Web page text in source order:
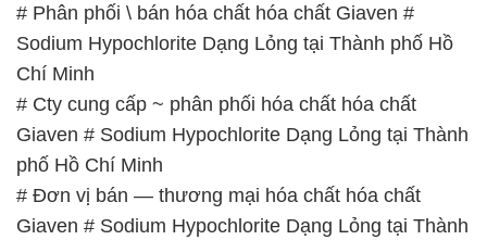
# Phân phối \ bán hóa chất hóa chất Giaven #
Sodium Hypochlorite Dạng Lỏng tại Thành phố Hồ
Chí Minh
# Cty cung cấp ~ phân phối hóa chất hóa chất
Giaven # Sodium Hypochlorite Dạng Lỏng tại Thành
phố Hồ Chí Minh
# Đơn vị bán — thương mại hóa chất hóa chất
Giaven # Sodium Hypochlorite Dạng Lỏng tại Thành